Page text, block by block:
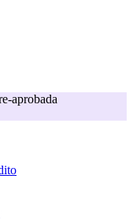
aprobada